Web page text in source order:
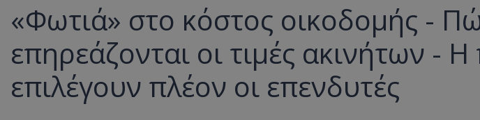
«Φωτιά» στο κόστος οικοδομής -
επηρεάζονται οι τιμές ακινήτων -
επιλέγουν πλέον οι επενδυτές